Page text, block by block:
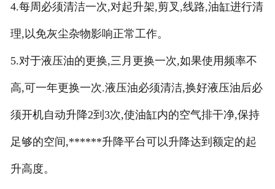
4.每周必须清洁一次,对起升架,剪叉,线路,油缸进行清
理,以免灰尘杂物影响正常工作。
5.对于液压油的更换,三月更换一次,如果使用频率不
高,可一年更换一次.液压油必须清洁,换好液压油后必
须开机自动升降2到3次,使油缸内的空气排干净,保持
足够的空间,******升降平台可以升降达到额定的起
升高度。